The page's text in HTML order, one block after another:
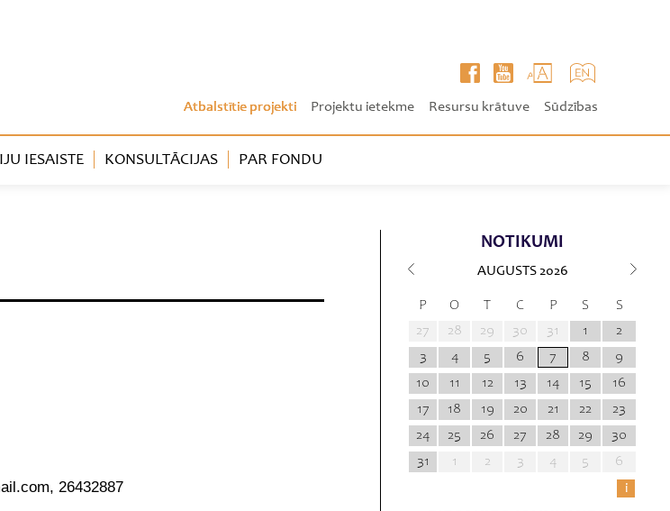
Atbalstītie projekti Projektu ietekme Resursu krātuve Sūdzības
IESAISTE KONSULTĀCIJAS PAR FONDU
26432887
NOTIKUMI
AUGUSTS 2026
P O T C P S
S
27
28 29 30 31 1
2
3
4 5 6 7 8
9
10
11 12 13 14 15
16
17
18 19 20 21 22
23
24
25 26 27 28 29
30
31
1 2 3 4 5
6
i